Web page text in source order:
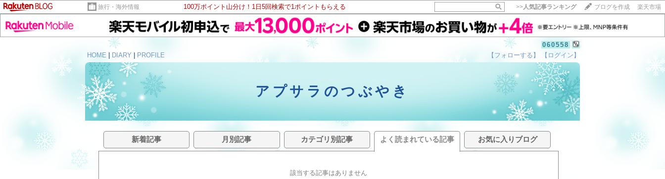
旅行・海外情報 100万ポイント山分け！1日5回検索で1ポイントもらえる >>人気記事ランキング ブログを作成 楽天市場
060558
HOME
DIARY PROFILE 【フォローする】 【ログイン】
アプサラのつぶやき
新着記事 月別記事 カテゴリ別記事 よく読まれている記事 お気に入りブログ
該当する記事はありません